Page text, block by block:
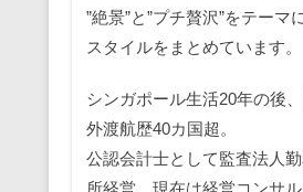
”絶景”と”プチ贅沢”をテーマ
スタイルをまとめています。
シンガポール生活20年の後
外渡航歴40カ国超。
公認会計士として監査法人
所経営。現在は経営コンサ